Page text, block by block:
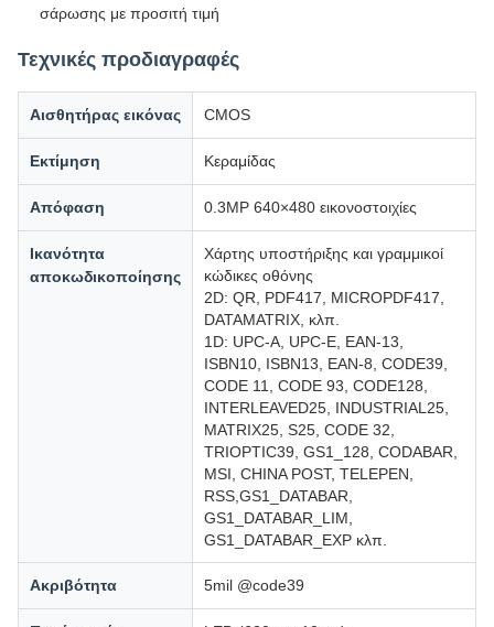
σάρωσης με προσιτή τιμή
Τεχνικές προδιαγραφές
Αισθητήρας εικόνας CMOS
Εκτίμηση Κεραμίδας
Απόφαση 0.3MP 640×480 εικονοστοιχίες
Ικανότητα
αποκωδικοποίησης
Χάρτης υποστήριξης και γραμμικοί
κώδικες οθόνης
2D: QR, PDF417, MICROPDF417,
DATAMATRIX, κλπ.
1D: UPC-A, UPC-E, EAN-13,
ISBN10, ISBN13, EAN-8, CODE39,
CODE 11, CODE 93, CODE128,
INTERLEAVED25, INDUSTRIAL25,
MATRIX25, S25, CODE 32,
TRIOPTIC39, GS1_128, CODABAR,
MSI, CHINA POST, TELEPEN,
RSS,GS1_DATABAR,
GS1_DATABAR_LIM,
GS1_DATABAR_EXP κλπ.
Ακριβότητα 5mil @code39